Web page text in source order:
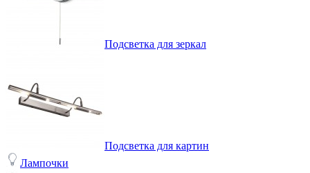
Подсветка для зеркал
Подсветка для картин
Лампочки